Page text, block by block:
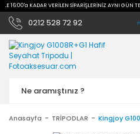
16:00'a KADAR VERİLEN SİPARİŞLERİNİZ AYNI GÜN
0212 528 72 92
Anasayfa TRİPODLAR Kingjoy